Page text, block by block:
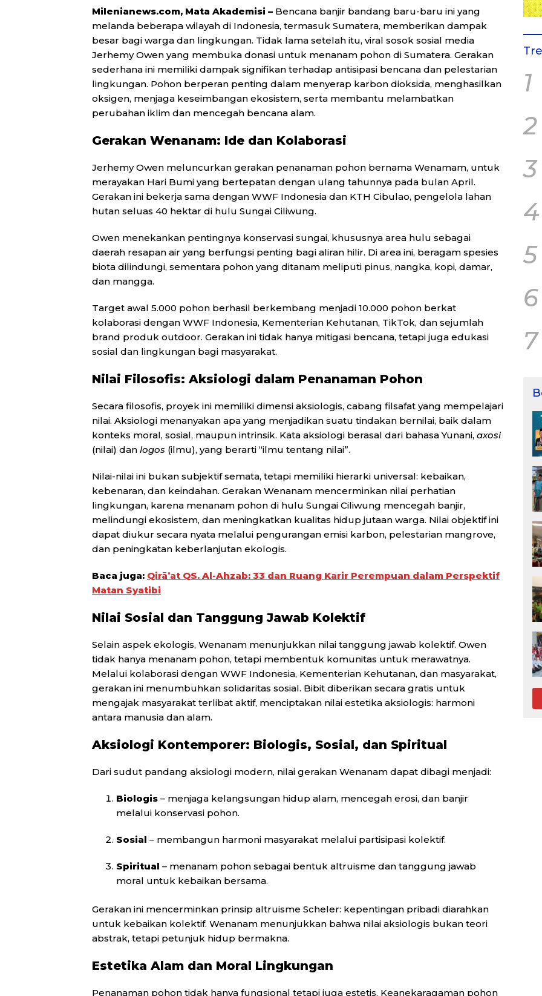
Milenianews.com, Mata Akademisi – Bencana banjir bandang baru-baru ini yang
melanda beberapa wilayah di Indonesia, termasuk Sumatera, memberikan dampak
besar bagi warga dan lingkungan. Tidak lama setelah itu, viral sosok sosial media
Jerhemy Owen yang membuka donasi untuk menanam pohon di Sumatera. Gerakan
sederhana ini memiliki dampak signifikan terhadap antisipasi bencana dan pelestarian
lingkungan. Pohon berperan penting dalam menyerap karbon dioksida, menghasilkan
oksigen, menjaga keseimbangan ekosistem, serta membantu melambatkan
perubahan iklim dan mencegah bencana alam.
Gerakan Wenanam: Ide dan Kolaborasi
Jerhemy Owen meluncurkan gerakan penanaman pohon bernama Wenamam, untuk
merayakan Hari Bumi yang bertepatan dengan ulang tahunnya pada bulan April.
Gerakan ini bekerja sama dengan WWF Indonesia dan KTH Cibulao, pengelola lahan
hutan seluas 40 hektar di hulu Sungai Ciliwung.
Owen menekankan pentingnya konservasi sungai, khususnya area hulu sebagai
daerah resapan air yang berfungsi penting bagi aliran hilir. Di area ini, beragam spesies
biota dilindungi, sementara pohon yang ditanam meliputi pinus, nangka, kopi, damar,
dan mangga.
Target awal 5.000 pohon berhasil berkembang menjadi 10.000 pohon berkat
kolaborasi dengan WWF Indonesia, Kementerian Kehutanan, TikTok, dan sejumlah
brand produk outdoor. Gerakan ini tidak hanya mitigasi bencana, tetapi juga edukasi
sosial dan lingkungan bagi masyarakat.
Nilai Filosofis: Aksiologi dalam Penanaman Pohon
Secara filosofis, proyek ini memiliki dimensi aksiologis, cabang filsafat yang mempelajari
nilai. Aksiologi menanyakan apa yang menjadikan suatu tindakan bernilai, baik dalam
konteks moral, sosial, maupun intrinsik. Kata aksiologi berasal dari bahasa Yunani, axosi
(nilai) dan logos (ilmu), yang berarti “ilmu tentang nilai”.
Nilai-nilai ini bukan subjektif semata, tetapi memiliki hierarki universal: kebaikan,
kebenaran, dan keindahan. Gerakan Wenanam mencerminkan nilai perhatian
lingkungan, karena menanam pohon di hulu Sungai Ciliwung mencegah banjir,
melindungi ekosistem, dan meningkatkan kualitas hidup jutaan warga. Nilai objektif ini
dapat diukur secara nyata melalui pengurangan emisi karbon, pelestarian mangrove,
dan peningkatan keberlanjutan ekologis.
Baca juga: Qirā’at QS. Al-Ahzab: 33 dan Ruang Karir Perempuan dalam Perspektif
Matan Syatibi
Nilai Sosial dan Tanggung Jawab Kolektif
Selain aspek ekologis, Wenanam menunjukkan nilai tanggung jawab kolektif. Owen
tidak hanya menanam pohon, tetapi membentuk komunitas untuk merawatnya.
Melalui kolaborasi dengan WWF Indonesia, Kementerian Kehutanan, dan masyarakat,
gerakan ini menumbuhkan solidaritas sosial. Bibit diberikan secara gratis untuk
mengajak masyarakat terlibat aktif, menciptakan nilai estetika aksiologis: harmoni
antara manusia dan alam.
Aksiologi Kontemporer: Biologis, Sosial, dan Spiritual
Dari sudut pandang aksiologi modern, nilai gerakan Wenanam dapat dibagi menjadi:
Biologis – menjaga kelangsungan hidup alam, mencegah erosi, dan banjir
melalui konservasi pohon.
Sosial – membangun harmoni masyarakat melalui partisipasi kolektif.
Spiritual – menanam pohon sebagai bentuk altruisme dan tanggung jawab
moral untuk kebaikan bersama.
Gerakan ini mencerminkan prinsip altruisme Scheler: kepentingan pribadi diarahkan
untuk kebaikan kolektif. Wenanam menunjukkan bahwa nilai aksiologis bukan teori
abstrak, tetapi petunjuk hidup bermakna.
Estetika Alam dan Moral Lingkungan
Penanaman pohon tidak hanya fungsional tetapi juga estetis. Keanekaragaman pohon
1
2
3
4
5
6
7